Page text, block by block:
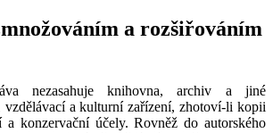
a rozšiřováním
nezasahuje knihovna, archiv a jiné
vzdělávací a kulturní zařízení, zhotoví-li kopii
konzervační účely. Rovněž do autorského